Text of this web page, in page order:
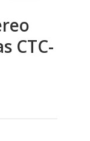
CTC-